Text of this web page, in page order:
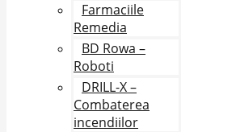
Farmaciile
Remedia
BD Rowa –
Roboti
DRILL-X –
Combaterea
incendiilor